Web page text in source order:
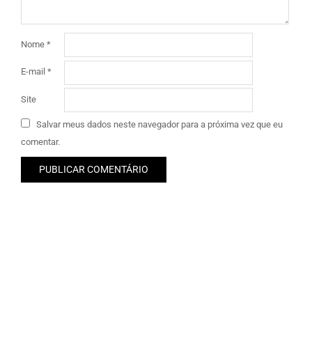
Nome *
E-mail *
Site
Salvar meus dados neste navegador para a próxima vez que eu
comentar.